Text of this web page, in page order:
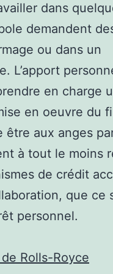
dans
demandent
ou dans un
L’apport
en charge
en oeuvre du
aux anges
à tout le moins
de crédit
que ce
personnel.
Rolls-Royce